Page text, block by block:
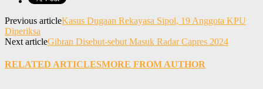
Previous articleKasus Dugaan Rekayasa Sipol, 19 Anggota KPU
Diperiksa
Next articleGibran Disebut-sebut Masuk Radar Capres 2024
RELATED ARTICLESMORE FROM AUTHOR